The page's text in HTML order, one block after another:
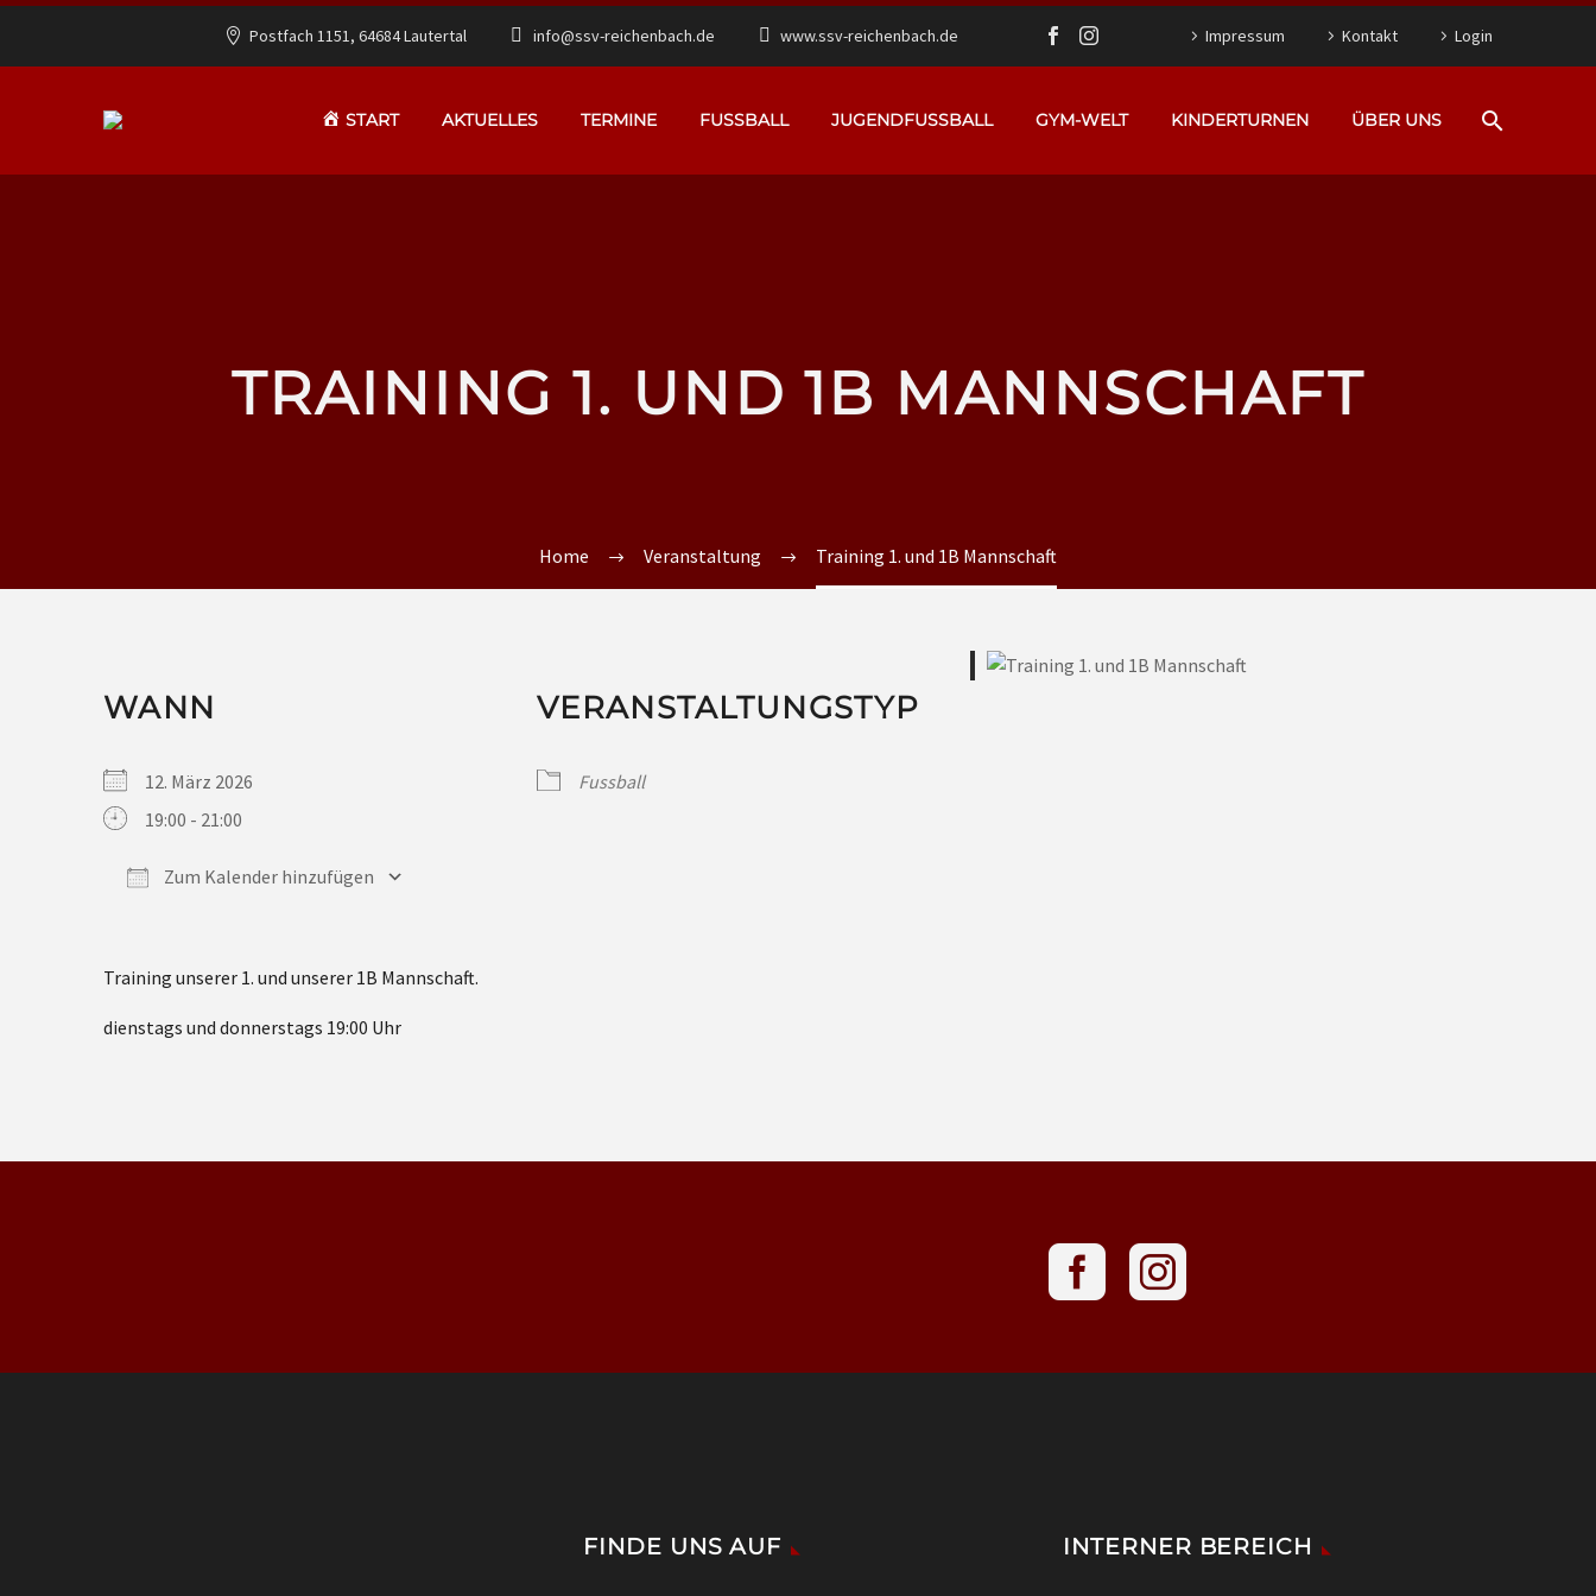
Postfach 1151, 64684 Lautertal info@ssv-reichenbach.de www.ssv-reichenbach.de Impressum Kontakt Login
START AKTUELLES TERMINE FUSSBALL JUGENDFUSSBALL GYM-WELT KINDERTURNEN ÜBER UNS
TRAINING 1. UND 1B MANNSCHAFT
Home Veranstaltung Training 1. und 1B Mannschaft
WANN
12. März 2026
19:00 - 21:00
Zum Kalender hinzufügen
VERANSTALTUNGSTYP
Fussball
Training unserer 1. und unserer 1B Mannschaft.
dienstags und donnerstags 19:00 Uhr
FINDE UNS AUF INTERNER BEREICH